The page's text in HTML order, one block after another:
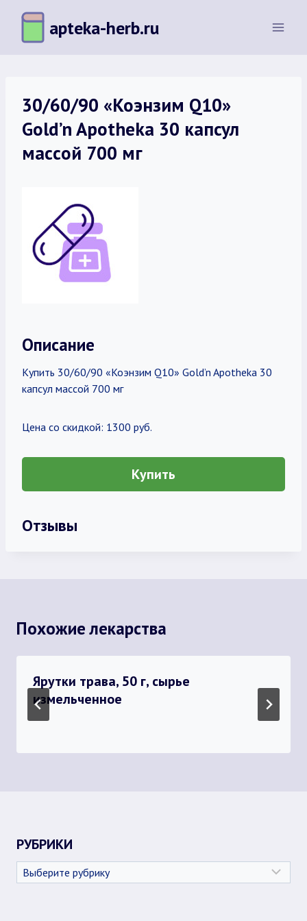
Перейти
содержимому
apteka-herb.ru
30/60/90 «Коэнзим Q10»
Gold’n Apotheka 30 капсул
массой 700 мг
Описание
Купить 30/60/90 «Коэнзим Q10» Gold’n Apotheka 30
капсул массой 700 мг
Цена со скидкой: 1300 руб.
Купить
Отзывы
Похожие лекарства
Ярутки трава, 50 г, сырье
измельченное
РУБРИКИ
Рубрики